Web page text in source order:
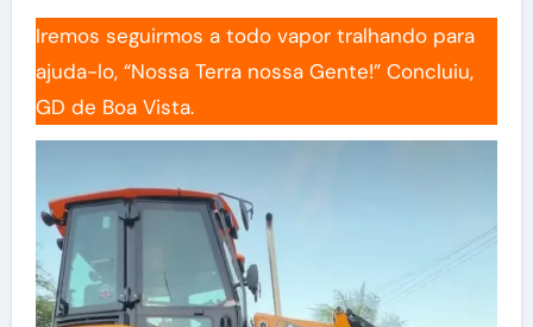
Iremos seguirmos a todo vapor tralhando para
ajuda-lo, “Nossa Terra nossa Gente!” Concluiu,
GD de Boa Vista.